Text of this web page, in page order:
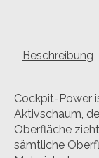
Beschreibung
Cockpit-Power
Aktivschaum,
Oberfläche
sämtliche